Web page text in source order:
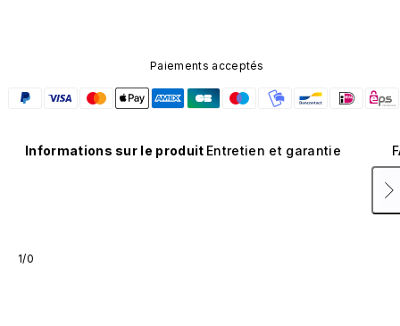
Paiements acceptés
Informations sur le produit Entretien et garantie
1/0